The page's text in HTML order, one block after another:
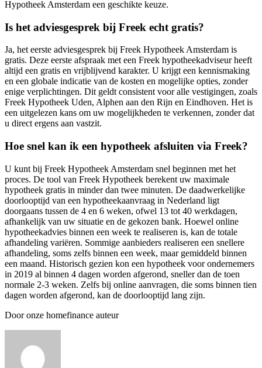
Hypotheek Amsterdam een geschikte keuze.
Is het adviesgesprek bij Freek echt gratis?
Ja, het eerste adviesgesprek bij Freek Hypotheek Amsterdam is
gratis. Deze eerste afspraak met een Freek hypotheekadviseur heeft
altijd een gratis en vrijblijvend karakter. U krijgt een kennismaking
en een globale indicatie van de kosten en mogelijke opties, zonder
enige verplichtingen. Dit geldt consistent voor alle vestigingen, zoals
Freek Hypotheek Uden, Alphen aan den Rijn en Eindhoven. Het is
een uitgelezen kans om uw mogelijkheden te verkennen, zonder dat
u direct ergens aan vastzit.
Hoe snel kan ik een hypotheek afsluiten via Freek?
U kunt bij Freek Hypotheek Amsterdam snel beginnen met het
proces. De tool van Freek Hypotheek berekent uw maximale
hypotheek gratis in minder dan twee minuten. De daadwerkelijke
doorlooptijd van een hypotheekaanvraag in Nederland ligt
doorgaans tussen de 4 en 6 weken, ofwel 13 tot 40 werkdagen,
afhankelijk van uw situatie en de gekozen bank. Hoewel online
hypotheekadvies binnen een week te realiseren is, kan de totale
afhandeling variëren. Sommige aanbieders realiseren een snellere
afhandeling, soms zelfs binnen een week, maar gemiddeld binnen
een maand. Historisch gezien kon een hypotheek voor ondernemers
in 2019 al binnen 4 dagen worden afgerond, sneller dan de toen
normale 2-3 weken. Zelfs bij online aanvragen, die soms binnen tien
dagen worden afgerond, kan de doorlooptijd lang zijn.
Door onze homefinance auteur